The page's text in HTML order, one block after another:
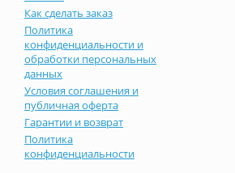
Как сделать заказ
Политика
конфиденциальности и
обработки персональных
данных
Условия соглашения и
публичная оферта
Гарантии и возврат
Политика
конфиденциальности